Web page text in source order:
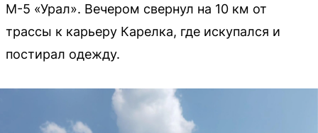
М-5 «Урал». Вечером свернул на 10 км от
трассы к карьеру Карелка, где искупался и
постирал одежду.